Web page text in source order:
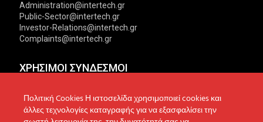
Administration@intertech.gr
Public-Sector@intertech.gr
Investor-Relations@intertech.gr
Complaints@intertech.gr
ΧΡΗΣΙΜΟΙ ΣΥΝΔΕΣΜΟΙ
Αντιπροσωπείες
Δίκτυο συνεργατών
Πολιτική Απορρήτου
Πολιτική Cookies
Πολιτική Cookies Η ιστοσελίδα χρησιμοποιεί cookies και
άλλες τεχνολογίες καταγραφής για να εξασφαλίσει την